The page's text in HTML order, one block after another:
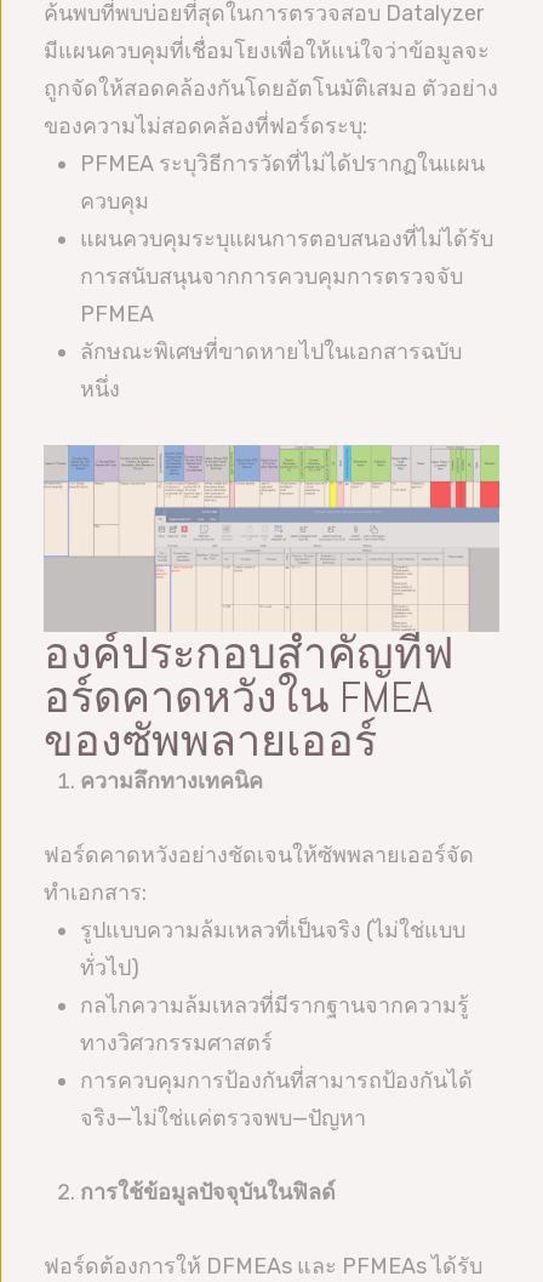
ค้นพบที่พบบ่อยที่สุดในการตรวจสอบ Datalyzer
มีแผนควบคุมที่เชื่อมโยงเพื่อให้แน่ใจว่าข้อมูลจะ
ถูกจัดให้สอดคล้องกันโดยอัตโนมัติเสมอ ตัวอย่าง
ของความไม่สอดคล้องที่ฟอร์ดระบุ:
PFMEA ระบุวิธีการวัดที่ไม่ได้ปรากฏในแผน
ควบคุม
แผนควบคุมระบุแผนการตอบสนองที่ไม่ได้รับ
การสนับสนุนจากการควบคุมการตรวจจับ
PFMEA
ลักษณะพิเศษที่ขาดหายไปในเอกสารฉบับ
หนึ่ง
องค์ประกอบสำคัญที่ฟ
อร์ดคาดหวังใน FMEA
ของซัพพลายเออร์
ความลึกทางเทคนิค
ฟอร์ดคาดหวังอย่างชัดเจนให้ซัพพลายเออร์จัด
ทำเอกสาร:
รูปแบบความล้มเหลวที่เป็นจริง (ไม่ใช่แบบ
ทั่วไป)
กลไกความล้มเหลวที่มีรากฐานจากความรู้
ทางวิศวกรรมศาสตร์
การควบคุมการป้องกันที่สามารถป้องกันได้
จริง—ไม่ใช่แค่ตรวจพบ—ปัญหา
การใช้ข้อมูลปัจจุบันในฟิลด์
ฟอร์ดต้องการให้ DFMEAs และ PFMEAs ได้รับ